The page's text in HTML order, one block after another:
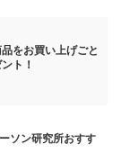
をお買い上げごと
ト！
ソン研究所おすす